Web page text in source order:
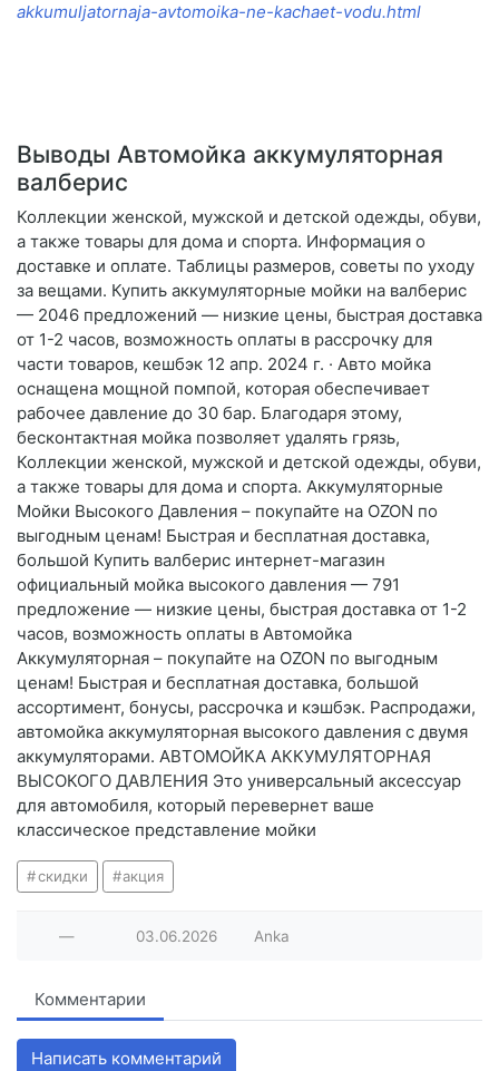
akkumuljatornaja-avtomoika-ne-kachaet-vodu.html
Выводы Автомойка аккумуляторная
валберис
Коллекции женской, мужской и детской одежды, обуви,
а также товары для дома и спорта. Информация о
доставке и оплате. Таблицы размеров, советы по уходу
за вещами. Купить аккумуляторные мойки на валберис
— 2046 предложений — низкие цены, быстрая доставка
от 1-2 часов, возможность оплаты в рассрочку для
части товаров, кешбэк 12 апр. 2024 г. · Авто мойка
оснащена мощной помпой, которая обеспечивает
рабочее давление до 30 бар. Благодаря этому,
бесконтактная мойка позволяет удалять грязь,
Коллекции женской, мужской и детской одежды, обуви,
а также товары для дома и спорта. Аккумуляторные
Мойки Высокого Давления – покупайте на OZON по
выгодным ценам! Быстрая и бесплатная доставка,
большой Купить валберис интернет-магазин
официальный мойка высокого давления — 791
предложение — низкие цены, быстрая доставка от 1-2
часов, возможность оплаты в Автомойка
Аккумуляторная – покупайте на OZON по выгодным
ценам! Быстрая и бесплатная доставка, большой
ассортимент, бонусы, рассрочка и кэшбэк. Распродажи,
автомойка аккумуляторная высокого давления с двумя
аккумуляторами. АВТОМОЙКА АККУМУЛЯТОРНАЯ
ВЫСОКОГО ДАВЛЕНИЯ Это универсальный аксессуар
для автомобиля, который перевернет ваше
классическое представление мойки
скидки акция
— 03.06.2026 Anka
Комментарии
Написать комментарий